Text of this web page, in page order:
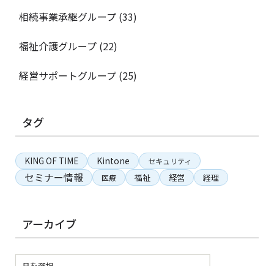
相続事業承継グループ (33)
福祉介護グループ (22)
経営サポートグループ (25)
タグ
KING OF TIME Kintone セキュリティ
セミナー情報 医療 福祉 経営 経理
アーカイブ